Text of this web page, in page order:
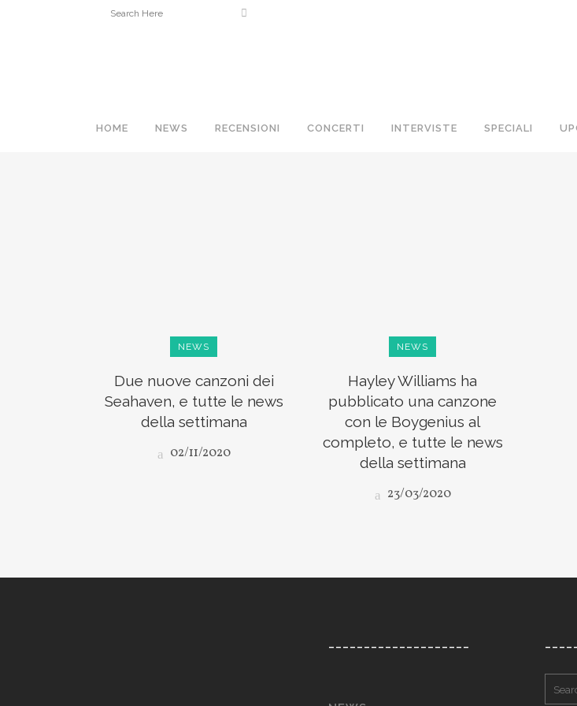
HOME NEWS RECENSIONI CONCERTI INTERVISTE SPECIALI
NEWS
Due nuove canzoni dei
Seahaven, e tutte le news
della settimana
02/11/2020
NEWS
Hayley Williams ha
pubblicato una canzone
con le Boygenius al
completo, e tutte le news
della settimana
23/03/2020